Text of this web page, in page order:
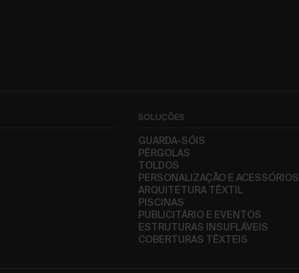
SOLUÇÕES
GUARDA-SÓIS
PÉRGOLAS
TOLDOS
PERSONALIZAÇÃO E ACESSÓRIOS
ARQUITETURA TÊXTIL
PISCINAS
PUBLICITÁRIO E EVENTOS
ESTRUTURAS INSUFLÁVEIS
COBERTURAS TÊXTEIS